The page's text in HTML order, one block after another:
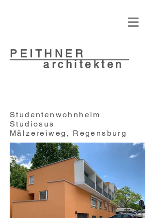
PEITHNER
architekten
Studentenwohnheim
Studiosus
Mälzereiweg, Regensburg